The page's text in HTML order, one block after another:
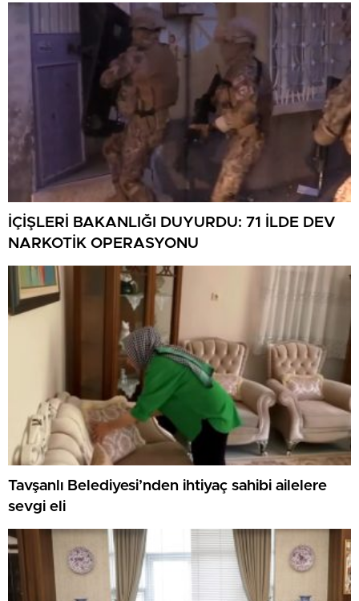
İÇİŞLERİ BAKANLIĞI DUYURDU: 71 İLDE DEV
NARKOTİK OPERASYONU
Tavşanlı Belediyesi’nden ihtiyaç sahibi ailelere
sevgi eli